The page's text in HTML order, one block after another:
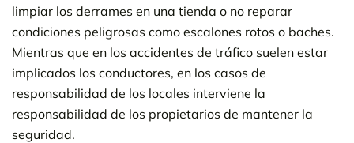
limpiar los derrames en una tienda o no reparar
condiciones peligrosas como escalones rotos o baches.
Mientras que en los accidentes de tráfico suelen estar
implicados los conductores, en los casos de
responsabilidad de los locales interviene la
responsabilidad de los propietarios de mantener la
seguridad.